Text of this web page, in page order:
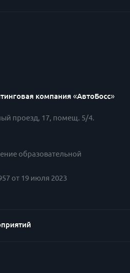
выделила сотрудников для
объема, так как задачей
сейчас является помощь
отсутствия необходимый
у дилеров, страховая
компания «АвтоБосс»
проезд, 17, помещ. 5/4.
образовательной
от 19 июля 2023